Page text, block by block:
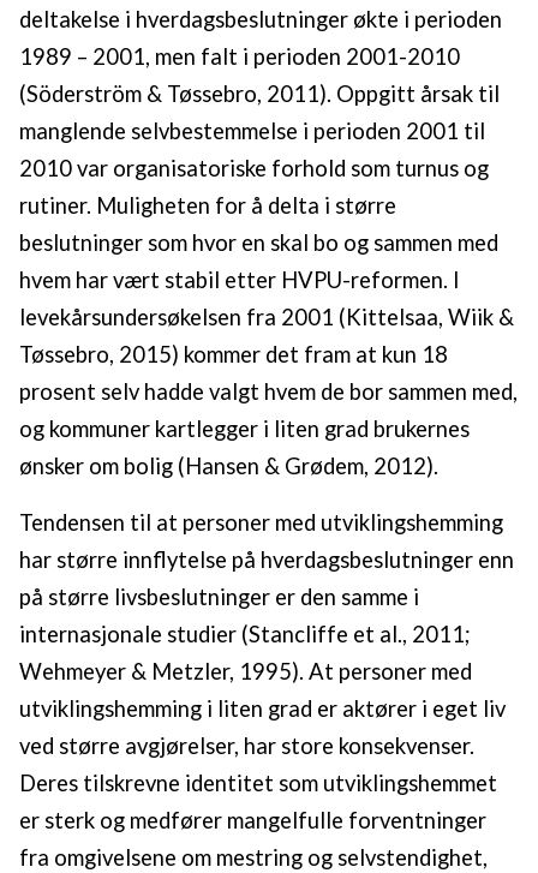
deltakelse i hverdagsbeslutninger økte i perioden
1989 – 2001, men falt i perioden 2001-2010
(Söderström & Tøssebro, 2011). Oppgitt årsak til
manglende selvbestemmelse i perioden 2001 til
2010 var organisatoriske forhold som turnus og
rutiner. Muligheten for å delta i større
beslutninger som hvor en skal bo og sammen med
hvem har vært stabil etter HVPU-reformen. I
levekårsundersøkelsen fra 2001 (Kittelsaa, Wiik &
Tøssebro, 2015) kommer det fram at kun 18
prosent selv hadde valgt hvem de bor sammen med,
og kommuner kartlegger i liten grad brukernes
ønsker om bolig (Hansen & Grødem, 2012).
Tendensen til at personer med utviklingshemming
har større innflytelse på hverdagsbeslutninger enn
på større livsbeslutninger er den samme i
internasjonale studier (Stancliffe et al., 2011;
Wehmeyer & Metzler, 1995). At personer med
utviklingshemming i liten grad er aktører i eget liv
ved større avgjørelser, har store konsekvenser.
Deres tilskrevne identitet som utviklingshemmet
er sterk og medfører mangelfulle forventninger
fra omgivelsene om mestring og selvstendighet,